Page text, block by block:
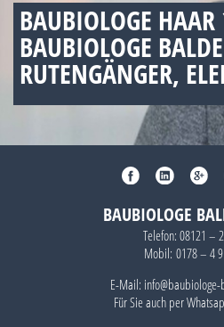
BAUBIOLOGE
BAUBIOLOGE
RUTENGÄNGER,
BAUBIOLOGE
Telefon: 08121 –
Mobil: 0178 – 4
E-Mail:
Für Sie auch per